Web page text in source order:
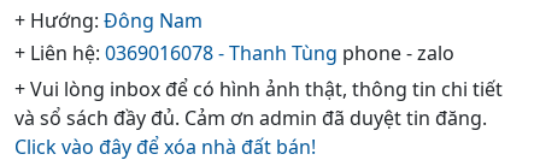
+ Hướng: Đông Nam
+ Liên hệ: 0369016078 - Thanh Tùng phone - zalo
+ Vui lòng inbox để có hình ảnh thật, thông tin chi tiết
và sổ sách đầy đủ. Cảm ơn admin đã duyệt tin đăng.
Click vào đây để xóa nhà đất bán!